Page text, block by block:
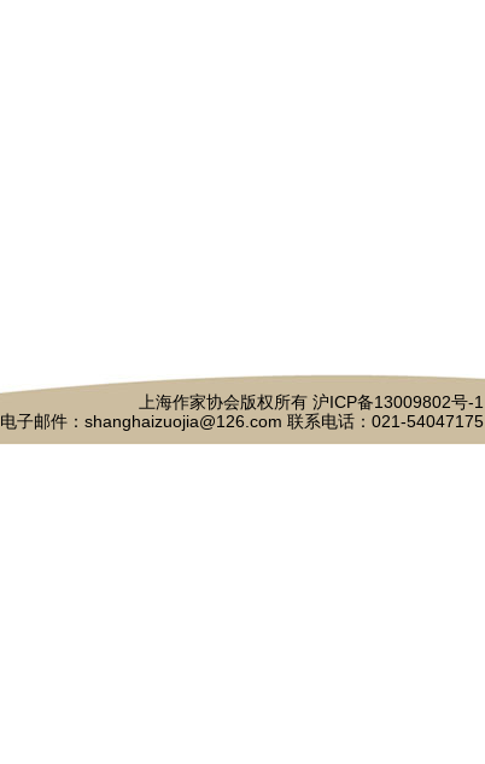
上海作家协会版权所有 沪ICP备13009802号-1
电子邮件：shanghaizuojia@126.com 联系电话：021-54047175